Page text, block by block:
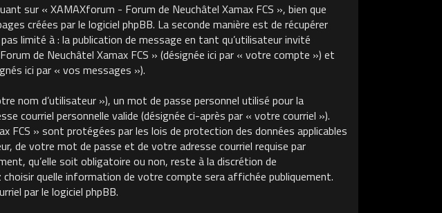
sur « XAMAXforum - Forum de Neuchâtel Xamax FCS », bien que
créées par le logiciel phpBB. La seconde manière est de récupérer
limité à : la publication de message en tant qu’utilisateur invité
de Neuchâtel Xamax FCS » (désignée ici par « votre compte ») et
ici par « vos messages »).
nom d’utilisateur »), un mot de passe personnel utilisé pour la
courriel personnelle valide (désignée ci-après par « votre courriel »).
» sont protégées par les lois de protection des données applicables
de votre mot de passe et de votre adresse courriel requise par
qu’elle soit obligatoire ou non, reste à la discrétion de
quelle information de votre compte sera affichée publiquement.
par le logiciel phpBB.